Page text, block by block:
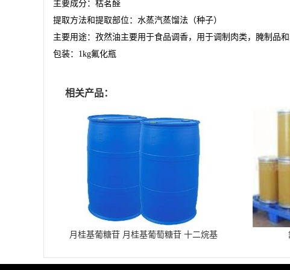
主要成分：枯茗醛
提取方法和提取部位：水蒸汽蒸馏法（种子）
主要用途：孜然油主要用于食品调香，用于调制肉类，腌制品
包装： 1kg氟化瓶
相关产品：
月桂基葡糖苷 月桂基葡萄糖苷 十二烷基